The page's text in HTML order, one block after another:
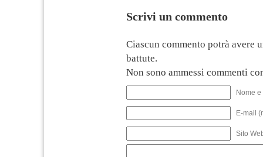
Scrivi un commento
Ciascun commento potrà avere
battute.
Non sono ammessi commenti
Nome
E-mail
Sito